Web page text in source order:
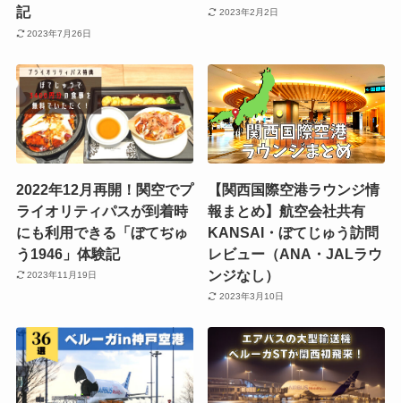
記
2023年7月26日
2023年2月2日
2022年12月再開！関空でプ
ライオリティパスが到着時
にも利用できる「ぼてぢゅ
う1946」体験記
2023年11月19日
【関西国際空港ラウンジ情
報まとめ】航空会社共有
KANSAI・ぼてじゅう訪問
レビュー（ANA・JALラウ
ンジなし）
2023年3月10日